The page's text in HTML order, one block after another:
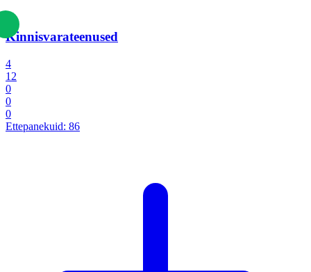
Kinnisvarateenused
4
12
0
0
0
Ettepanekuid: 86